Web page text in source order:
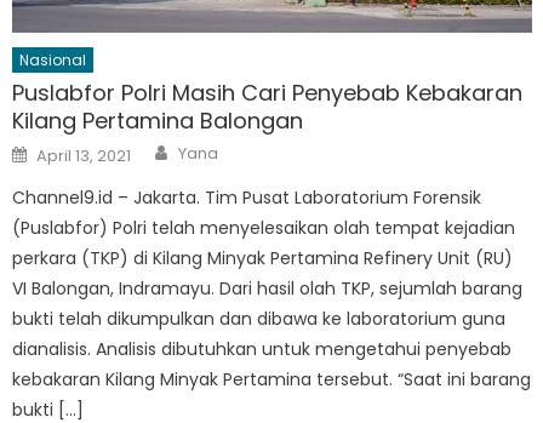
Nasional
Puslabfor Polri Masih Cari Penyebab Kebakaran
Kilang Pertamina Balongan
Posted
on
April 13, 2021 Author
Yana
Channel9.id – Jakarta. Tim Pusat Laboratorium Forensik
(Puslabfor) Polri telah menyelesaikan olah tempat kejadian
perkara (TKP) di Kilang Minyak Pertamina Refinery Unit (RU)
VI Balongan, Indramayu. Dari hasil olah TKP, sejumlah barang
bukti telah dikumpulkan dan dibawa ke laboratorium guna
dianalisis. Analisis dibutuhkan untuk mengetahui penyebab
kebakaran Kilang Minyak Pertamina tersebut. “Saat ini barang
bukti […]